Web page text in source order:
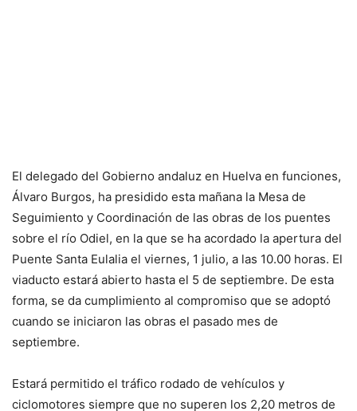
El delegado del Gobierno andaluz en Huelva en funciones,
Álvaro Burgos, ha presidido esta mañana la Mesa de
Seguimiento y Coordinación de las obras de los puentes
sobre el río Odiel, en la que se ha acordado la apertura del
Puente Santa Eulalia el viernes, 1 julio, a las 10.00 horas. El
viaducto estará abierto hasta el 5 de septiembre. De esta
forma, se da cumplimiento al compromiso que se adoptó
cuando se iniciaron las obras el pasado mes de
septiembre.
Estará permitido el tráfico rodado de vehículos y
ciclomotores siempre que no superen los 2,20 metros de